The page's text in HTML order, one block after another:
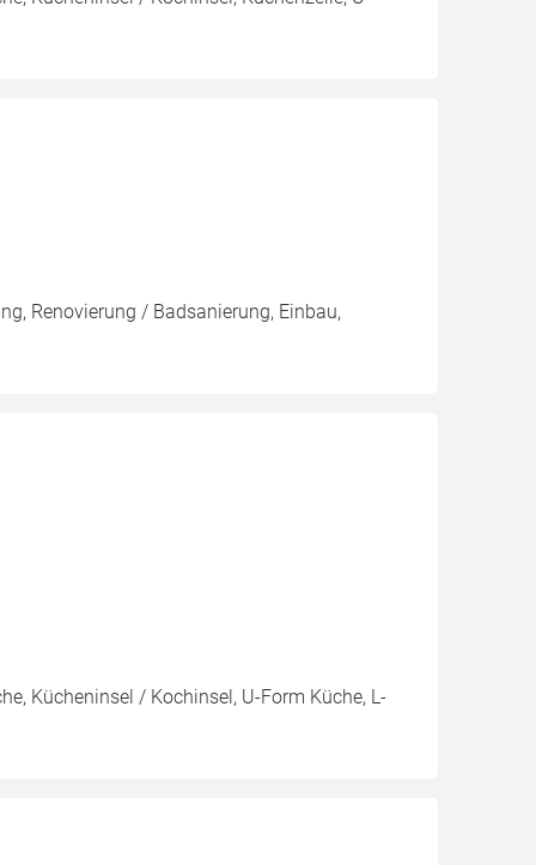
Renovierung / Badsanierung, Einbau,
Kücheninsel / Kochinsel, U-Form Küche, L-